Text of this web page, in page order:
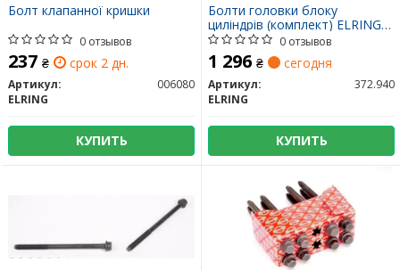
Болт клапанної кришки
0 отзывов
237 ₴ срок 2 дн.
Артикул:
006080
ELRING
КУПИТЬ
Болти головки блоку
циліндрів (комплект) ELRING
372.940
0 отзывов
1 296 ₴ сегодня
Артикул:
372.940
ELRING
КУПИТЬ